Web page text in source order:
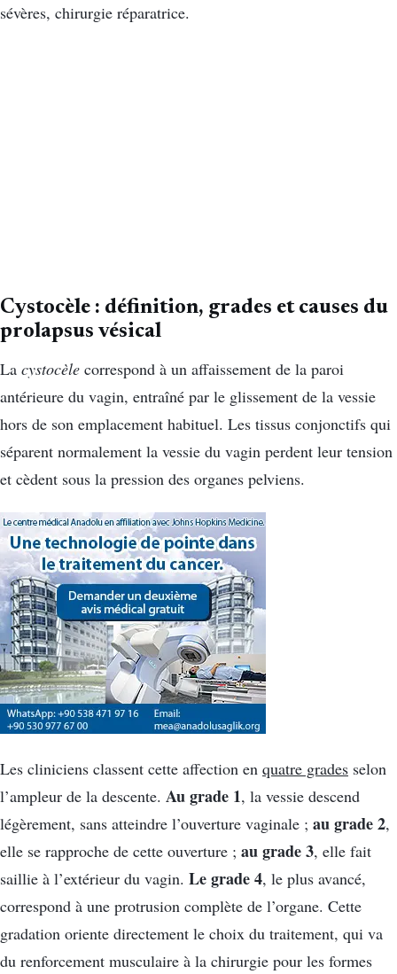
sévères, chirurgie réparatrice.
Cystocèle : définition, grades et causes du
prolapsus vésical
La cystocèle correspond à un affaissement de la paroi
antérieure du vagin, entraîné par le glissement de la vessie
hors de son emplacement habituel. Les tissus conjonctifs qui
séparent normalement la vessie du vagin perdent leur tension
et cèdent sous la pression des organes pelviens.
Les cliniciens classent cette affection en quatre grades selon
l’ampleur de la descente. Au grade 1, la vessie descend
légèrement, sans atteindre l’ouverture vaginale ; au grade 2,
elle se rapproche de cette ouverture ; au grade 3, elle fait
saillie à l’extérieur du vagin. Le grade 4, le plus avancé,
correspond à une protrusion complète de l’organe. Cette
gradation oriente directement le choix du traitement, qui va
du renforcement musculaire à la chirurgie pour les formes